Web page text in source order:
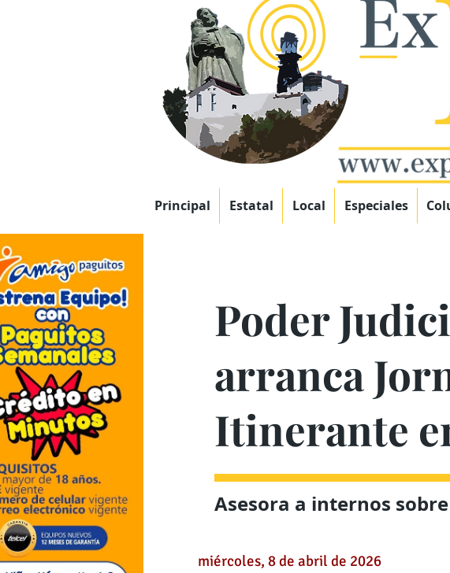
Principal Estatal Local Especiales
Poder
arranca
Itinerante
Asesora a internos
miércoles, 8 de abril de 2026